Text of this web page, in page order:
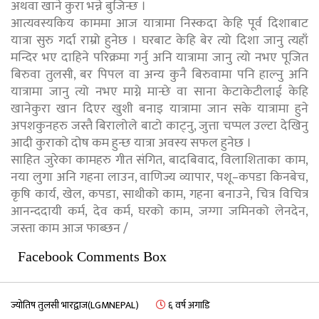
अथवा खाने कुरा भन्ने बुजिन्छ ।
आत्यवस्यकिय काममा आज यात्रामा निस्कदा केहि पूर्व दिशाबाट
यात्रा सुरु गर्दा राम्रो हुनेछ । घरबाट केहि बेर त्यो दिशा जानु त्यहाँ
मन्दिर भए दाहिने परिक्रमा गर्नु अनि यात्रामा जानु त्यो नभए पूजित
बिरुवा तुलसी, बर पिपल वा अन्य कुनै बिरुवामा पनि हाल्नु अनि
यात्रामा जानु त्यो नभए माग्ने मान्छे वा साना केटाकेटीलाई केहि
खानेकुरा खान दिएर खुशी बनाइ यात्रामा जान सके यात्रामा हुने
अपशकुनहरु जस्तै बिरालोले बाटो काट्नु, जुत्ता चप्पल उल्टा देखिनु
आदी कुराको दोष कम हुन्छ यात्रा अवस्य सफल हुनेछ ।
साहित जुरेका कामहरु गीत संगित, बादबिवाद, विलाशिताका काम,
नया लुगा अनि गहना लाउन, वाणिज्य व्यापार, पशू–कपडा किनबेच,
कृषि कार्य, खेल, कपडा, साथीको काम, गहना बनाउने, चित्र विचित्र
आनन्ददायी कर्म, देव कर्म, घरको काम, जग्गा जमिनको लेनदेन,
जस्ता काम आज फाब्छन /
Facebook Comments Box
ज्योतिष तुलसी भारद्वाज(LGMNEPAL) ६ वर्ष अगाडि